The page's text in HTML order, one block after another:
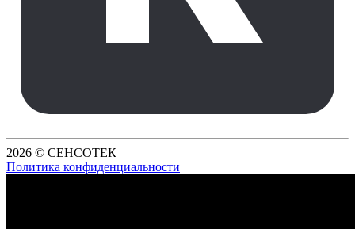
2026 © СЕНСОТЕК
Политика конфиденциальности